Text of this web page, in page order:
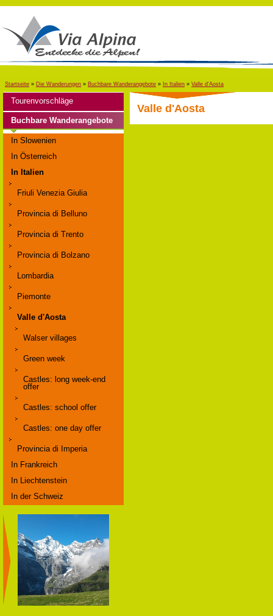
Startseite » Die Wanderungen » Buchbare Wanderangebote » In Italien » Valle d'Aosta
Tourenvorschläge
Buchbare Wanderangebote
In Slowenien
In Österreich
In Italien
Friuli Venezia Giulia
Provincia di Belluno
Provincia di Trento
Provincia di Bolzano
Lombardia
Piemonte
Valle d'Aosta
Walser villages
Green week
Castles: long week-end
offer
Castles: school offer
Castles: one day offer
Provincia di Imperia
In Frankreich
In Liechtenstein
In der Schweiz
Valle d'Aosta